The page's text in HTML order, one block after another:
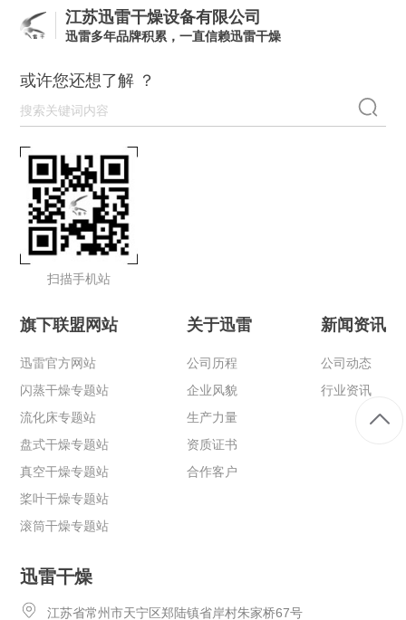
江苏迅雷干燥设备有限公司
迅雷多年品牌积累，一直信赖迅雷干燥
或许您还想了解 ？
扫描手机站
旗下联盟网站
迅雷官方网站
闪蒸干燥专题站
流化床专题站
盘式干燥专题站
真空干燥专题站
桨叶干燥专题站
滚筒干燥专题站
关于迅雷
公司历程
企业风貌
生产力量
资质证书
合作客户
新闻资讯
公司动态
行业资讯
迅雷干燥
江苏省常州市天宁区郑陆镇省岸村朱家桥67号